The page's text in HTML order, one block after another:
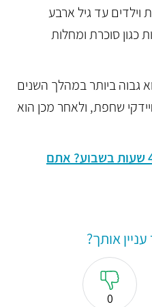
וילדים עד גיל ארבע
כגון סוכרת ומחלות
גבוה ביותר במהלך השנים
שחפת, ולאחר מכן הוא
עובדים יותר מ-46 שעות בשבוע? אתם
אותך?
0